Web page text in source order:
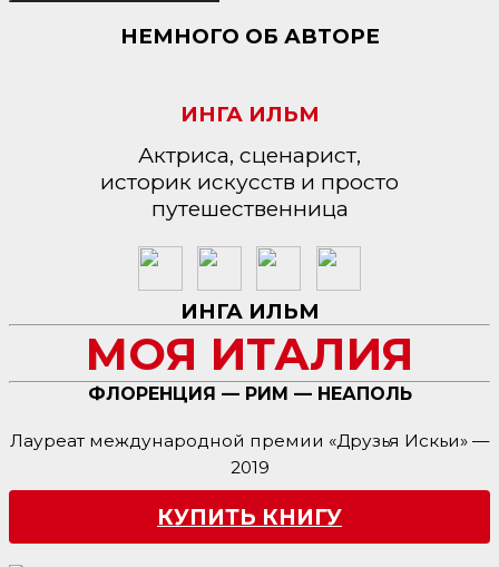
НЕМНОГО ОБ АВТОРЕ
ИНГА ИЛЬМ
Актриса, сценарист,
историк искусств и просто
путешественница
ИНГА ИЛЬМ
МОЯ ИТАЛИЯ
ФЛОРЕНЦИЯ — РИМ — НЕАПОЛЬ
Лауреат международной премии «Друзья Искьи» —
2019
КУПИТЬ КНИГУ